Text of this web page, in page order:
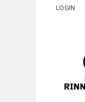
LOGIN